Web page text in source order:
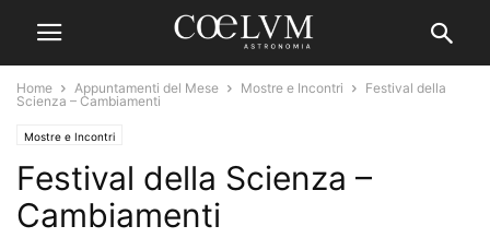
Home Appuntamenti del Mese Mostre e Incontri
Festival della
Scienza – Cambiamenti
Mostre e Incontri
Festival della Scienza –
Cambiamenti